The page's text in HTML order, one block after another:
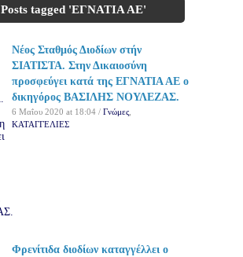
Posts tagged 'ΕΓΝΑΤΙΑ ΑΕ'
Νέος Σταθμός Διοδίων στήν
ΣΙΑΤΙΣΤΑ. Στην Δικαιοσύνη
προσφεύγει κατά της ΕΓΝΑΤΙΑ ΑΕ ο
δικηγόρος ΒΑΣΙΛΗΣ ΝΟΥΛΕΖΑΣ.
6 Μαΐου 2020 at 18:04 / Γνώμες
ΚΑΤΑΓΓΕΛΙΕΣ
Φρενίτιδα διοδίων καταγγέλλει ο